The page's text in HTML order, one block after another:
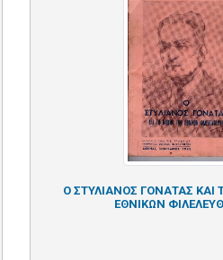
Ο ΣΤΥΛΙΑΝΟΣ ΓΟΝΑΤΑΣ
ΕΘΝΙΚΩΝ